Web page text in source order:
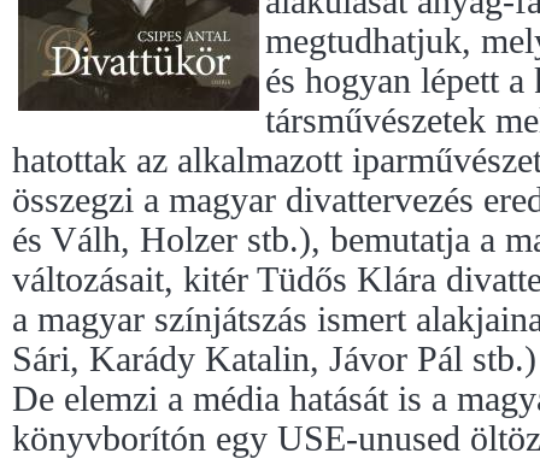
megtudhatjuk,
és hogyan lépett
társművészetek
hatottak az alkalmazott
összegzi a magyar divattervezés
és Válh, Holzer stb.), bemutatja a
változásait, kitér Tüdős Klára
a magyar színjátszás ismert
Sári, Karády Katalin, Jávor Pál
De elemzi a média hatását is a
könyvborítón egy USE-unused